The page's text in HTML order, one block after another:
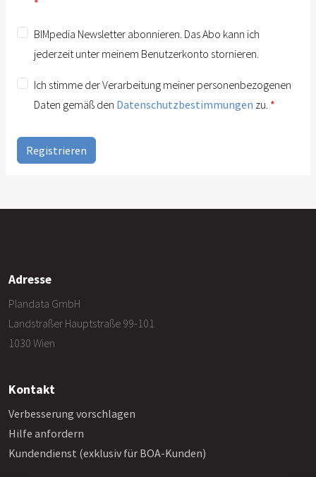
BIMpedia Newsletter abonnieren. Das Abo kann ich
jederzeit unter meinem Benutzerkonto stornieren.
Ich stimme der Verarbeitung meiner personenbezogenen
Daten gemäß den Datenschutzbestimmungen zu.
Registrieren
Adresse
Plandata GmbH
Landstraßer Hauptstraße 99-101
1030 Wien
Kontakt
Verbesserung vorschlagen
Hilfe anfordern
Kundendienst (exklusiv für BOA-Kunden)